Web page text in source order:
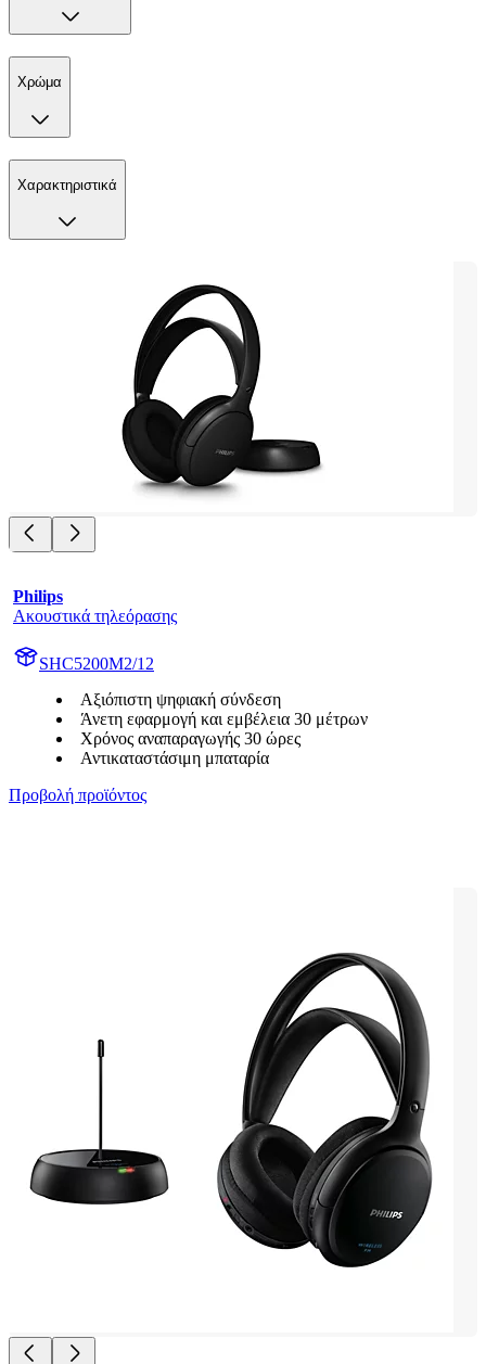
Χρώμα
Χαρακτηριστικά
Philips
Ακουστικά τηλεόρασης
SHC5200M2/12
Αξιόπιστη ψηφιακή σύνδεση
Άνετη εφαρμογή και εμβέλεια 30 μέτρων
Χρόνος αναπαραγωγής 30 ώρες
Αντικαταστάσιμη μπαταρία
Προβολή προϊόντος